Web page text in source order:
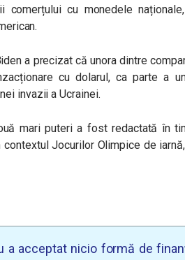
cu monedele
a precizat că unora dintre
cu dolarul, ca parte a
invazii a Ucrainei.
mari puteri a fost redactată în
Jocurilor Olimpice de
a acceptat nicio formă de